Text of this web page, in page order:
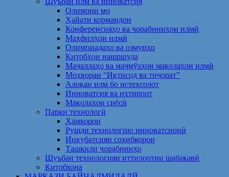
Олимони мо
Ҳайати кормандон
Конференсияҳо ва чорабиниҳои илмӣ
Маҳфилҳои илмӣ
Олимпиадаҳо ва озмунҳо
Китобҳои нашршуда
Маҷаллаҳо ва маҷмӯаҳои мақолаҳои илмӣ
Моҳвораи “Иқтисод ва тиҷорат”
Алоқаи илм бо истеҳсолот
Инноватсия ва ихтироот
Мақолаҳои сиёсӣ
Парки технологӣ
Ҳамкорон
Рушди технологию инноватсионӣ
Инкубатсияи соҳибкорон
Ташкили чорабиниҳо
Шуъбаи технологияи иттилоотии шабакавӣ
Китобхона